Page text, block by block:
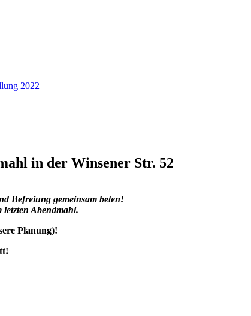
2022
in der Winsener Str. 52
Befreiung gemeinsam beten!
letzten Abendmahl.
Planung)!